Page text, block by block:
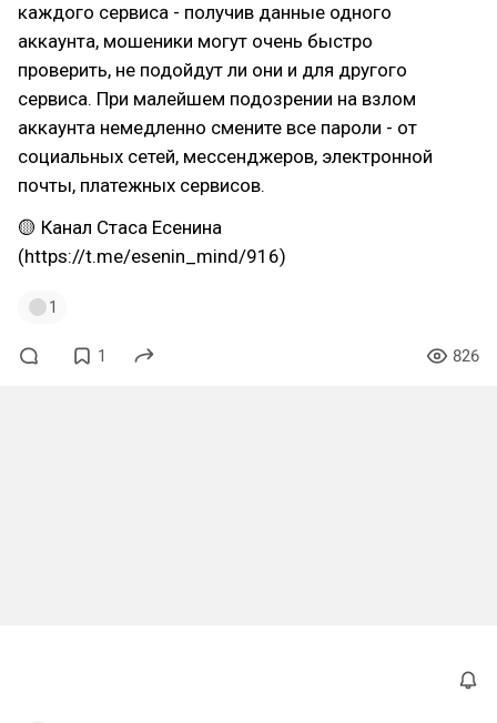
каждого сервиса - получив данные одного
аккаунта, мошеники могут очень быстро
проверить, не подойдут ли они и для другого
сервиса. При малейшем подозрении на взлом
аккаунта немедленно смените все пароли - от
социальных сетей, мессенджеров, электронной
почты, платежных сервисов.
🟡 Канал Стаса Есенина
(https://t.me/esenin_mind/916)
1
1 826